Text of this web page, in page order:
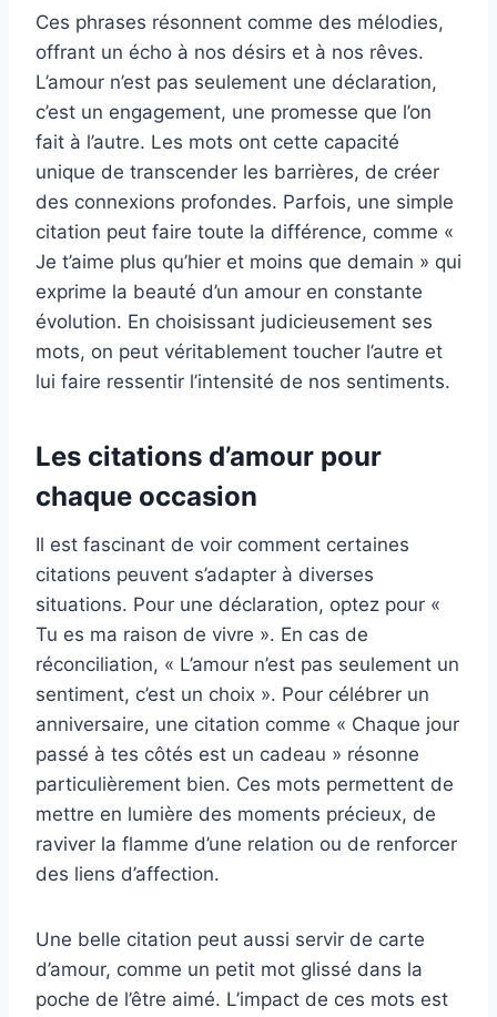
Ces phrases résonnent comme des mélodies,
offrant un écho à nos désirs et à nos rêves.
L’amour n’est pas seulement une déclaration,
c’est un engagement, une promesse que l’on
fait à l’autre. Les mots ont cette capacité
unique de transcender les barrières, de créer
des connexions profondes. Parfois, une simple
citation peut faire toute la différence, comme «
Je t’aime plus qu’hier et moins que demain » qui
exprime la beauté d’un amour en constante
évolution. En choisissant judicieusement ses
mots, on peut véritablement toucher l’autre et
lui faire ressentir l’intensité de nos sentiments.
Les citations d’amour pour
chaque occasion
Il est fascinant de voir comment certaines
citations peuvent s’adapter à diverses
situations. Pour une déclaration, optez pour «
Tu es ma raison de vivre ». En cas de
réconciliation, « L’amour n’est pas seulement un
sentiment, c’est un choix ». Pour célébrer un
anniversaire, une citation comme « Chaque jour
passé à tes côtés est un cadeau » résonne
particulièrement bien. Ces mots permettent de
mettre en lumière des moments précieux, de
raviver la flamme d’une relation ou de renforcer
des liens d’affection.
Une belle citation peut aussi servir de carte
d’amour, comme un petit mot glissé dans la
poche de l’être aimé. L’impact de ces mots est